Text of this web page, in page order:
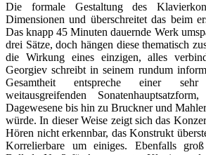
Die formale Gestaltung des
Dimensionen und überschreitet das beim
Das knapp 45 Minuten dauernde Werk
drei Sätze, doch hängen diese thematisch
die Wirkung eines einzigen, alles
Georgiev schreibt in seinem rundum
Gesamtheit entspreche einer sehr
weitausgreifenden
Dagewesene bis hin zu Bruckner und
würde. In dieser Weise zeigt sich das
Hören nicht erkennbar, das Konstrukt
Korrelierbare um einiges. Ebenfalls